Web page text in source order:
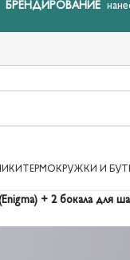
БРЕНДИРОВАНИЕ
ТЕРМОКРУЖКИ И
+ 2 бокала для